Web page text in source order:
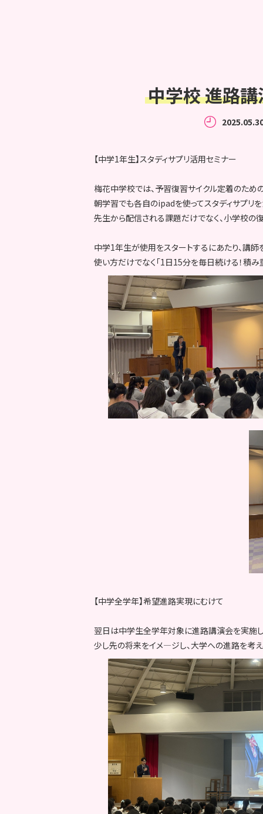
中学校 進路講
【中学1年生】スタディサプリ活用セミナー
梅花中学校では、予習復習サイクル定着のため
朝学習でも各自のipadを使ってスタディサプリ
先生から配信される課題だけでなく、小学校の
中学1年生が使用をスタートするにあたり、講
使い方だけでなく「1日15分を毎日続ける！積
【中学全学年】希望進路実現にむけて
翌日は中学生全学年対象に進路講演会を実施し
少し先の将来をイメ―ジし、大学への進路を考